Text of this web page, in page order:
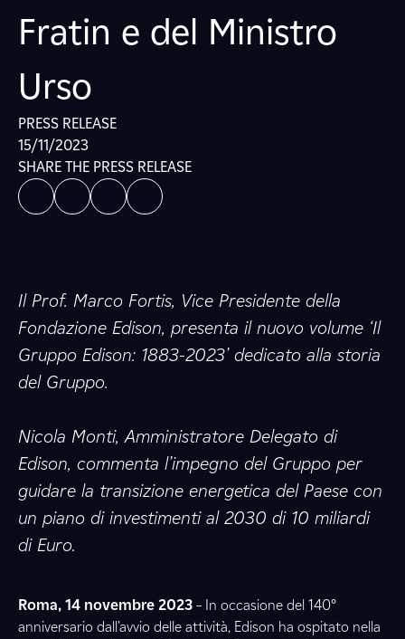
Fratin e del Ministro
Urso
PRESS RELEASE
15/11/2023
SHARE THE PRESS RELEASE
Il Prof. Marco Fortis, Vice Presidente della
Fondazione Edison, presenta il nuovo volume ‘Il
Gruppo Edison: 1883-2023’ dedicato alla storia
del Gruppo.
Nicola Monti, Amministratore Delegato di
Edison, commenta l’impegno del Gruppo per
guidare la transizione energetica del Paese con
un piano di investimenti al 2030 di 10 miliardi
di Euro.
Roma, 14 novembre 2023 – In occasione del 140°
anniversario dall’avvio delle attività, Edison ha ospitato nella